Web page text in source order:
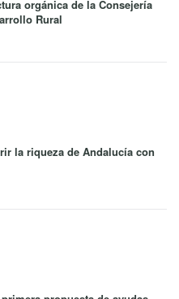
orgánica de la Consejería
Rural
la riqueza de Andalucía con